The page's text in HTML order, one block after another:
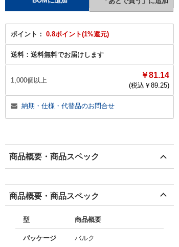
ポイント： 0.8ポイント(1%還元)
送料： 送料無料でお届けします
1,000個以上
￥81.14
(税込￥ 89.25)
納期・仕様・代替品のお問合せ
商品概要・商品スペック
商品概要・商品スペック
型 商品概要
パッケージ バルク